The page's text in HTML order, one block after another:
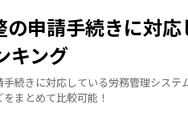
の申請手続きに対
キング
手続きに対応している労務管理シス
まとめて比較可能！